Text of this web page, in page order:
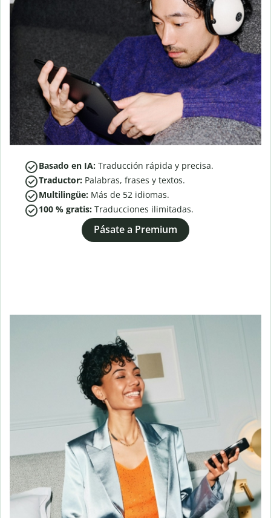
Basado en IA: Traducción rápida y precisa.
Traductor: Palabras, frases y textos.
Multilingüe: Más de 52 idiomas.
100 % gratis: Traducciones ilimitadas.
Pásate a Premium